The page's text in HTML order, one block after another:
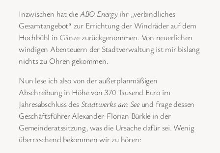
Inzwischen hat dieABO Energyihr „verbindliches
Gesamtangebot“ zur Errichtung der Windräder auf dem
Hochbühl in Gänze zurückgenommen. Von neuerlichen
windigen Abenteuern der Stadtverwaltung ist mir bislang
nichts zu Ohren gekommen.
Nun lese ich also von der außerplanmäßigen
Abschreibung in Höhe von 370 Tausend Euro im
Jahresabschluss desStadtwerks am Seeund frage dessen
Geschäftsführer Alexander-Florian Bürkle in der
Gemeinderatssitzung, was die Ursache dafür sei. Wenig
überraschend bekommen wir zu hören: